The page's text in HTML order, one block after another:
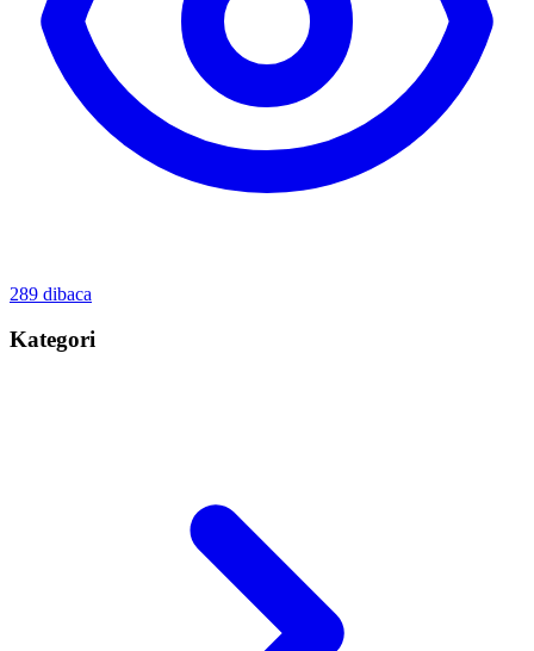
289 dibaca
Kategori